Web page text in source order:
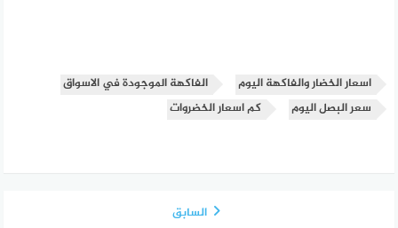
اسعار الخضار والفاكهة اليوم
الفاكهة الموجودة في الاسواق
سعر البصل اليوم
كم اسعار الخضروات
السابق